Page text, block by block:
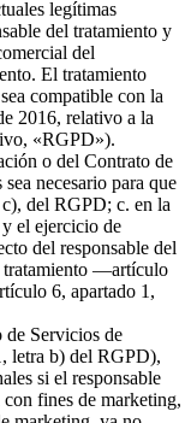
legítimas
del tratamiento y
del
El tratamiento
compatible con la
2016, relativo a la
«RGPD»).
o del Contrato de
necesario para que
del RGPD; c. en la
y el ejercicio de
del responsable del
tratamiento —artículo
6, apartado 1,
de Servicios de
letra b) del RGPD),
si el responsable
fines de marketing,